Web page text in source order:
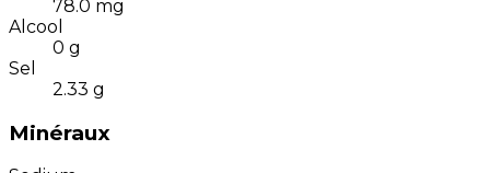
78.0 mg
Alcool
0 g
Sel
2.33 g
Minéraux